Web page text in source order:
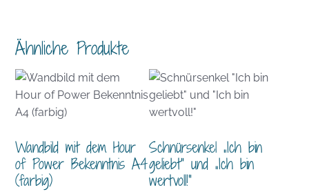
Ähnliche Produkte
Wandbild mit dem Hour
of Power Bekenntnis A4
(farbig)
Schnürsenkel „Ich bin
geliebt“ und „Ich bin
wertvoll!“